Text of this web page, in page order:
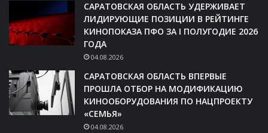
САРАТОВСКАЯ ОБЛАСТЬ УДЕРЖИВАЕТ
ЛИДИРУЮЩИЕ ПОЗИЦИИ В РЕЙТИНГЕ
КИНОПОКАЗА ПФО ЗА I ПОЛУГОДИЕ 2026
ГОДА
04.08.2026
САРАТОВСКАЯ ОБЛАСТЬ ВПЕРВЫЕ
ПРОШЛА ОТБОР НА МОДИФИКАЦИЮ
КИНООБОРУДОВАНИЯ ПО НАЦПРОЕКТУ
«СЕМЬЯ»
04.08.2026